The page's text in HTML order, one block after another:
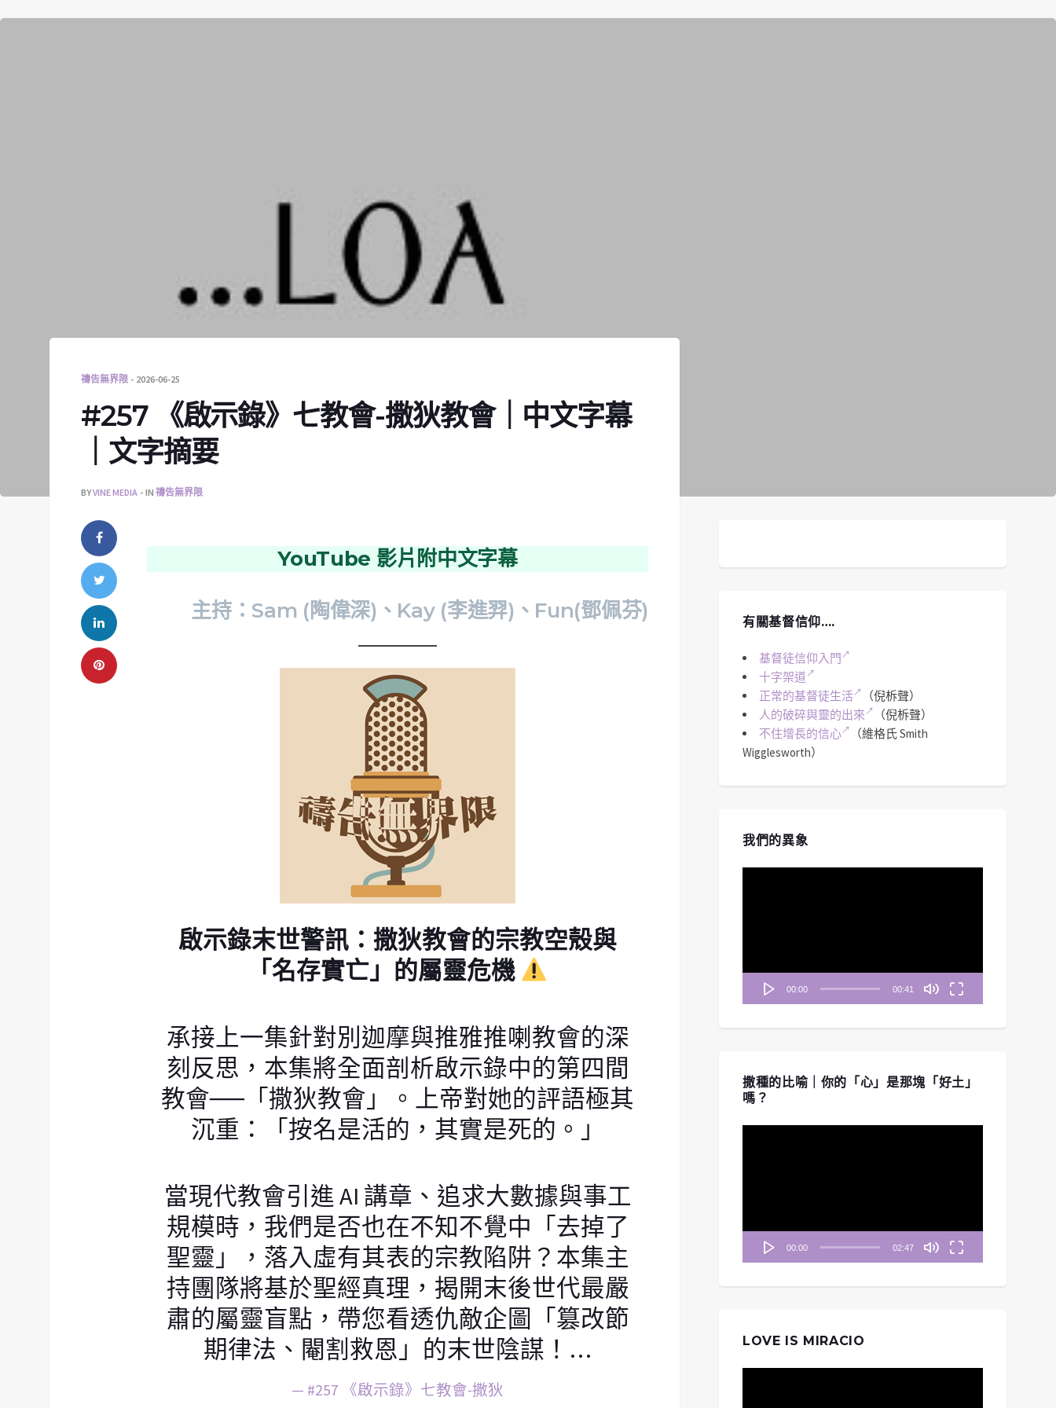
禱告無界限 2026-06-25
#257 《啟示錄》七教會-撒狄教會｜中文字幕
｜文字摘要
BYVINE MEDIA IN 禱告無界限
YouTube 影片附中文字幕
主持：Sam (陶偉深)、Kay (李進羿)、Fun(鄧佩芬)
啟示錄末世警訊：撒狄教會的宗教空殼與
「名存實亡」的屬靈危機
承接上一集針對別迦摩與推雅推喇教會的深
刻反思，本集將全面剖析啟示錄中的第四間
教會──「撒狄教會」。上帝對她的評語極其
沉重：「按名是活的，其實是死的。」
當現代教會引進 AI 講章、追求大數據與事工
規模時，我們是否也在不知不覺中「去掉了
聖靈」，落入虛有其表的宗教陷阱？本集主
持團隊將基於聖經真理，揭開末後世代最嚴
肅的屬靈盲點，帶您看透仇敵企圖「篡改節
期律法、閹割救恩」的末世陰謀！…
— #257 《啟示錄》七教會-撒狄
有關基督信仰….
基督徒信仰入門
十字架道
正常的基督徒生活
（倪柝聲）
人的破碎與靈的出來
（倪柝聲）
不住增長的信心
（維格氏 Smith
Wigglesworth）
我們的異象
00:00 00:41
撒種的比喻｜你的「心」是那塊「好土」
嗎？
00:00 02:47
LOVE IS MIRACIO